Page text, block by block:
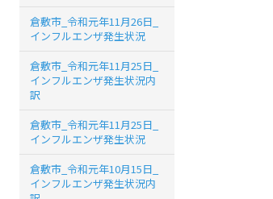
倉敷市_令和元年11月26日_
インフルエンザ発生状況
倉敷市_令和元年11月25日_
インフルエンザ発生状況内
訳
倉敷市_令和元年11月25日_
インフルエンザ発生状況
倉敷市_令和元年10月15日_
インフルエンザ発生状況内